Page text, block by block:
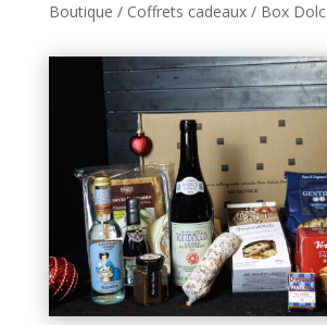
Boutique / Coffrets cadeaux/ Box